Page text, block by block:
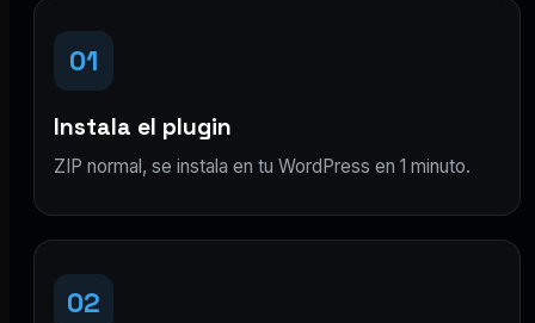
01
Instala el plugin
ZIP normal, se instala en tu WordPress en 1 minuto.
02